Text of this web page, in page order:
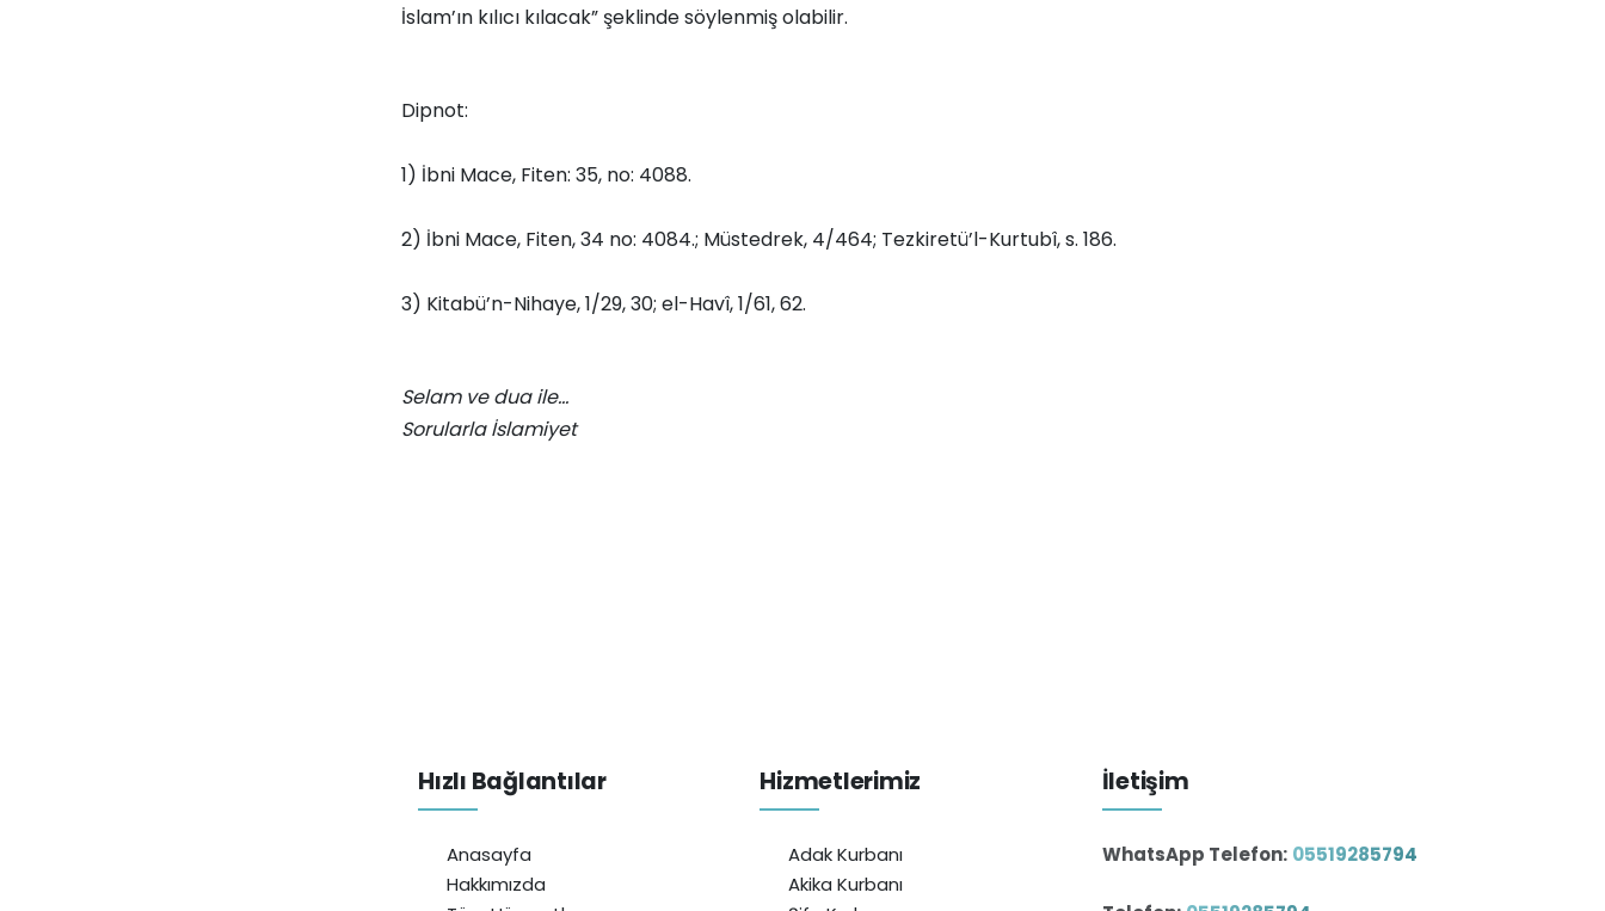
İslam’ın kılıcı kılacak” şeklinde söylenmiş olabilir.
Dipnot:
1) İbni Mace, Fiten: 35, no: 4088.
2) İbni Mace, Fiten, 34 no: 4084.; Müstedrek, 4/464; Tezkiretü’l-Kurtubî, s. 186.
3) Kitabü’n-Nihaye, 1/29, 30; el-Havî, 1/61, 62.
Selam ve dua ile…
Sorularla İslamiyet
Hızlı Bağlantılar
Anasayfa
Hakkımızda
Hizmetlerimiz
Adak Kurbanı
Akika Kurbanı
İletişim
WhatsApp Telefon: 05519285794